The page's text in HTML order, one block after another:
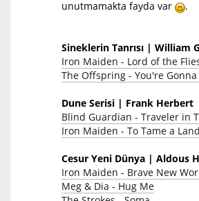
unutmamakta fayda var
.
Sineklerin Tanrısı | William
Iron Maiden - Lord of the
The Offspring - You're Gonna
Dune Serisi | Frank Herbert
Blind Guardian - Traveler in
Iron Maiden - To Tame a Land
Cesur Yeni Dünya | Aldous
Iron Maiden - Brave New
Meg & Dia - Hug Me